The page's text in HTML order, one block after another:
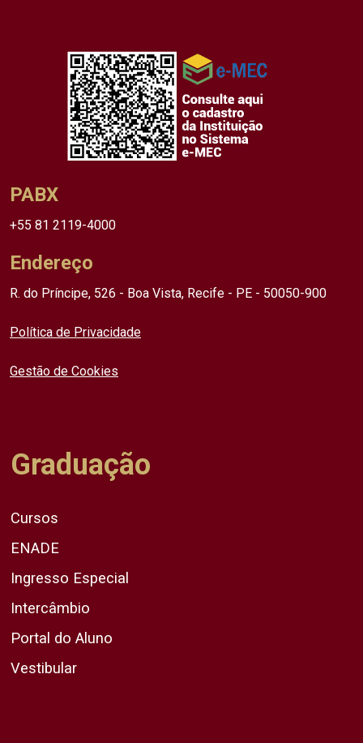
PABX
+55 81 2119-4000
Endereço
R. do Príncipe, 526 - Boa Vista, Recife - PE - 50050-900
Política de Privacidade
Gestão de Cookies
Graduação
Cursos
ENADE
Ingresso Especial
Intercâmbio
Portal do Aluno
Vestibular